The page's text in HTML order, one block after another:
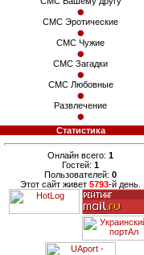
СМС Эротические
СМС Чужие
СМС Загадки
СМС Любовные
Развлечение
Статистика
Онлайн всего: 1
Гостей: 1
Пользователей: 0
Этот сайт живет 5793-й день.